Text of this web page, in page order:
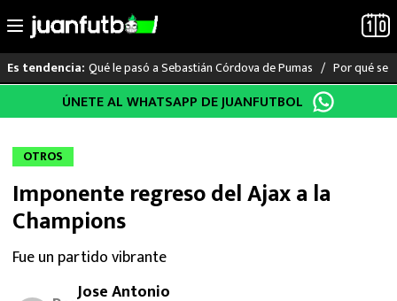
al
Es tendencia: Qué le pasó a Sebastián Córdova de Pumas Por qué se
LO ÚLTIMO
LIGA MX
RAYADOS
ÚNETE AL WHATSAPP DE JUANFUTBOL
OTROS
Imponente regreso del Ajax a la
Champions
Fue un partido vibrante
Jose Antonio